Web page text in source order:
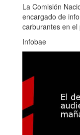
La Comisión
encargado de
carburantes en el
Infobae